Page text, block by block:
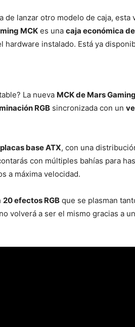
de lanzar otro modelo de caja,
MCK es una caja económica
hardware instalado. Está ya
La nueva MCK de Mars Gaming
RGB sincronizada con un
placas base ATX, con una
con múltiples bahías para
a máxima velocidad.
20 efectos RGB que se plasman
volverá a ser el mismo gracias a